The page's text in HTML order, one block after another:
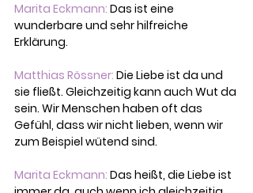
Marita Eckmann: Das ist eine
wunderbare und sehr hilfreiche
Erklärung.
Matthias Rössner: Die Liebe ist da und
sie fließt. Gleichzeitig kann auch Wut da
sein. Wir Menschen haben oft das
Gefühl, dass wir nicht lieben, wenn wir
zum Beispiel wütend sind.
Marita Eckmann: Das heißt, die Liebe ist